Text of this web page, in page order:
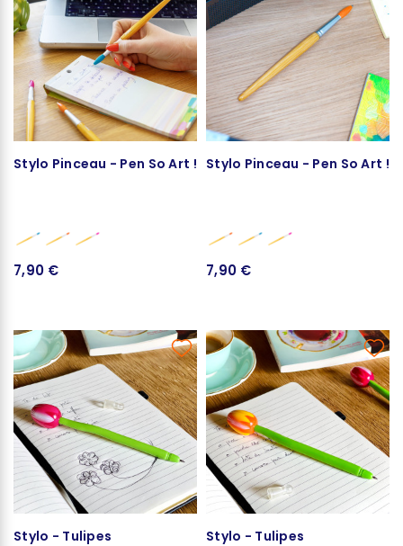
Stylo Pinceau - Pen So Art !
7,90 €
Stylo Pinceau - Pen So Art !
7,90 €
Stylo - Tulipes Stylo - Tulipes